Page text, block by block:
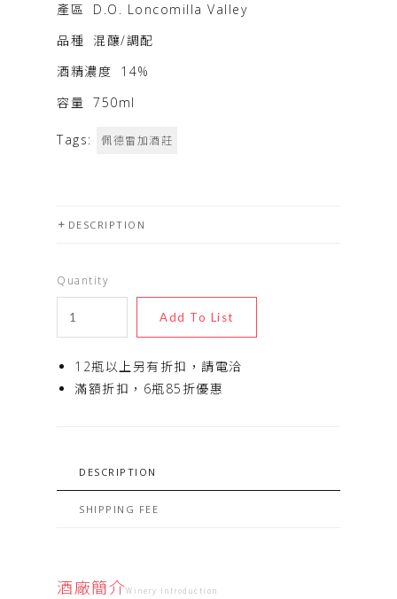
產區
D.O. Loncomilla Valley
品種
混釀/調配
酒精濃度
14%
容量
750ml
Tags: 佩德雷加酒莊
DESCRIPTION
Quantity
12瓶以上另有折扣，請電洽
滿額折扣，6瓶85折優惠
DESCRIPTION
SHIPPING FEE
酒廠簡介Winery Introduction